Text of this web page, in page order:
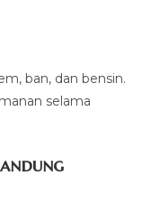
ban, dan bensin.
selama